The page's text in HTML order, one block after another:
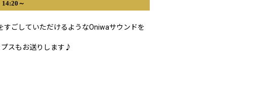
14:20～
ごしていただけるようなOniwaサウンドを
スもお送りします♪